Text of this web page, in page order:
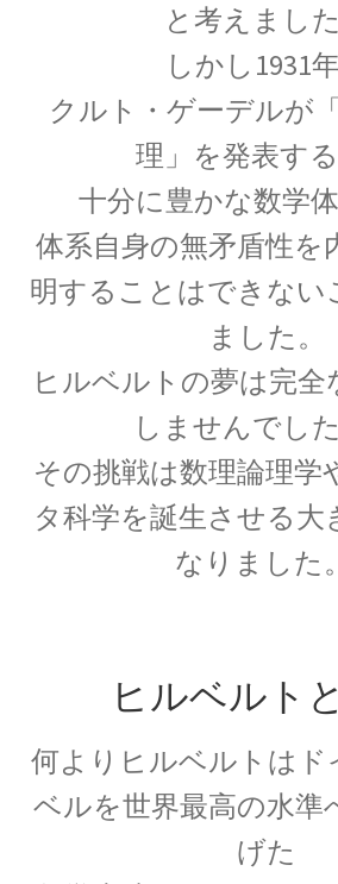
エルンスト・マッ
【実証論の立場から認識の
エルヴィン・シュレデ
【仮想の猫を使った思考実験
考察】
エンリコ・フェル
【マンハッタン計画に参画し
を構築した一人
エヴァリスト・ガロア（
【数学者にして革命家_体論
と考えました
しかし1931年
クルト・ゲーデルが
理」を発表する
十分に豊かな数学体
体系自身の無矛盾性を
明することはできない
ました。
ヒルベルトの夢は完全
しませんでした
その挑戦は数理論理学
タ科学を誕生させる大
なりました
ヒルベルト
何よりヒルベルトはド
ベルを世界最高の水準
げた